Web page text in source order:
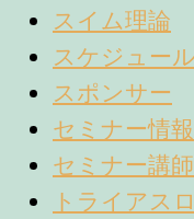
スイム理論
スケジュール
スポンサー
セミナー情報
セミナー講
トライアス